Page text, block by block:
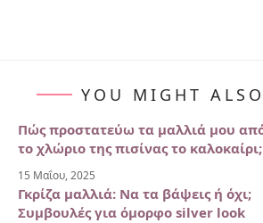
YOU MIGHT
Πώς προστατεύω τα μαλλιά μου
το χλώριο της πισίνας το καλοκαίρι;
15 Μαΐου, 2025
Γκρίζα μαλλιά: Να τα βάψεις ή όχι;
Συμβουλές για όμορφο silver look